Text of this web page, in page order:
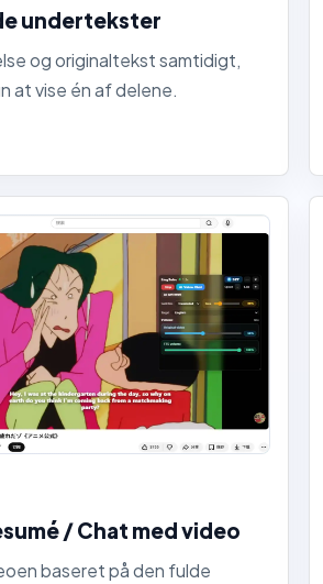
undertekster
og originaltekst samtidigt,
at vise én af delene.
/ Chat med video
baseret på den fulde